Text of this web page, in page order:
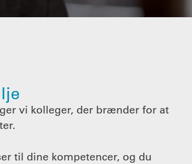
vi kolleger, der brænder for at
til dine kompetencer, og du